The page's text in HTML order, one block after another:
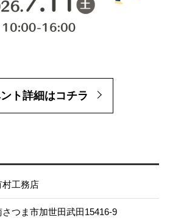
ト詳細はコチラ
村工務店
さつま市加世田武田15416-9